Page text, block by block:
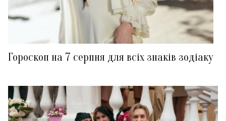
Гороскоп на 7 серпня для всіх знаків зодіаку